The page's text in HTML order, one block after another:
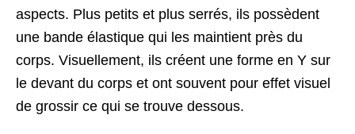
aspects. Plus petits et plus serrés, ils possèdent
une bande élastique qui les maintient près du
corps. Visuellement, ils créent une forme en Y sur
le devant du corps et ont souvent pour effet visuel
de grossir ce qui se trouve dessous.